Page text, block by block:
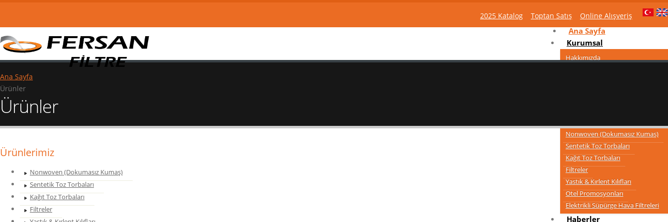
2025 Katalog Toptan Satış Online Alışveriş
Ana Sayfa
Kurumsal
Hakkımızda
Nonwoven (Dokumasız Kumaş)
Sentetik Toz Torbaları
Kağıt Toz Torbaları
Filtreler
Yastık & Kırlent Kılıfları
Otel Promosyonları
Elektrikli Süpürge Hava Filtreleri
Haberler
Ana Sayfa
Ürünler
Ürünler
Ürünlerimiz
Nonwoven (Dokumasız Kumaş)
Sentetik Toz Torbaları
Kağıt Toz Torbaları
Filtreler